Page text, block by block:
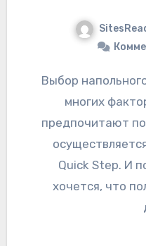
Выбор напольного покрытия зависит от
многих
предпочитают
Quick Step. И
хочется, что